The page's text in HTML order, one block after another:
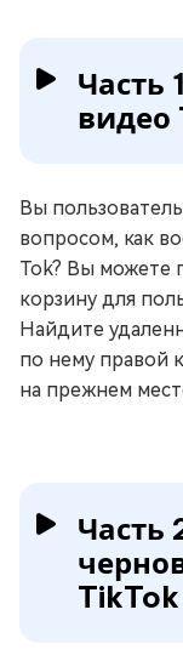
Часть
видео
Вы
вопросом, как
Tok? Вы можете
корзину для
Найдите
по нему правой
на прежнем
Часть